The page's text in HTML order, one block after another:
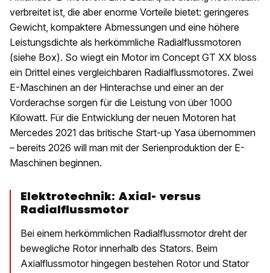
verbreitet ist, die aber enorme Vorteile bietet: geringeres
Gewicht, kompaktere Abmessungen und eine höhere
Leistungsdichte als herkömmliche Radialflussmotoren
(siehe Box). So wiegt ein Motor im Concept GT XX bloss
ein Drittel eines vergleichbaren Radialflussmotores. Zwei
E-Maschinen an der Hinterachse und einer an der
Vorderachse sorgen für die Leistung von über 1000
Kilowatt. Für die Entwicklung der neuen Motoren hat
Mercedes 2021 das britische Start-up Yasa übernommen
– bereits 2026 will man mit der Serienproduktion der E-
Maschinen beginnen.
Elektrotechnik: Axial- versus
Radialflussmotor
Bei einem herkömmlichen Radialflussmotor dreht der
bewegliche Rotor innerhalb des Stators. Beim
Axialflussmotor hingegen bestehen Rotor und Stator